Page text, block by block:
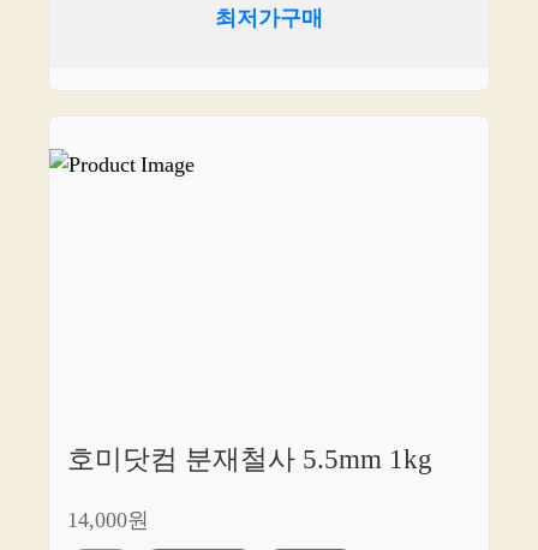
최저가구매
호미닷컴 분재철사 5.5mm 1kg
14,000원